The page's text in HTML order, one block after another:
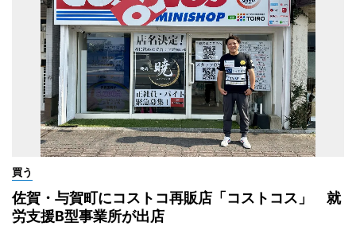
買う
佐賀・与賀町にコストコ再販店「コストコス」 就
労支援B型事業所が出店